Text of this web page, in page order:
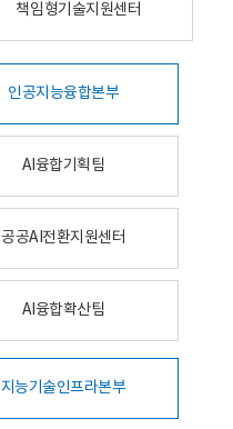
책임형기술지원센터
인공지능융합본부
AI융합기획팀
공공AI전환지원센터
AI융합확산팀
지능기술인프라본부